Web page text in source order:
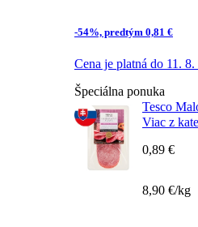
-54%, predtým 0,81 €
Cena je platná do 11.
Špeciálna ponuka
Tesco
Viac z
0,89 €
8,90 €/kg